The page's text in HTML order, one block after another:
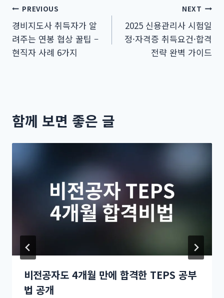
글
탐
색
PREVIOUS
경비지도사 취득자가 알
려주는 연봉 협상 꿀팁 –
현직자 사례 6가지
NEXT
2025 신용관리사 시험일
정·자격증 취득요건·합격
전략 완벽 가이드
함께 보면 좋은 글
비전공자도 4개월 만에 합격한 TEPS 공부
법 공개